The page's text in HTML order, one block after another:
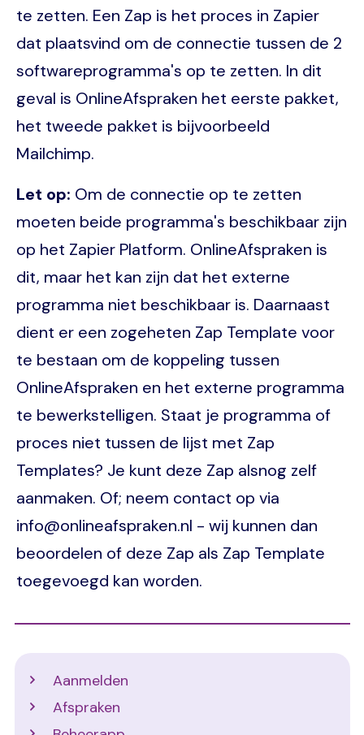
te zetten. Een Zap is het proces in Zapier
dat plaatsvind om de connectie tussen de 2
softwareprogramma's op te zetten. In dit
geval is OnlineAfspraken het eerste pakket,
het tweede pakket is bijvoorbeeld
Mailchimp.
Let op: Om de connectie op te zetten
moeten beide programma's beschikbaar zijn
op het Zapier Platform. OnlineAfspraken is
dit, maar het kan zijn dat het externe
programma niet beschikbaar is. Daarnaast
dient er een zogeheten Zap Template voor
te bestaan om de koppeling tussen
OnlineAfspraken en het externe programma
te bewerkstelligen. Staat je programma of
proces niet tussen de lijst met Zap
Templates? Je kunt deze Zap alsnog zelf
aanmaken. Of; neem contact op via
info@onlineafspraken.nl - wij kunnen dan
beoordelen of deze Zap als Zap Template
toegevoegd kan worden.
Aanmelden
Afspraken